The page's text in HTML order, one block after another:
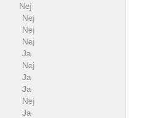
Nej
Nej
Nej
Nej
Ja
Nej
Ja
Ja
Nej
Ja